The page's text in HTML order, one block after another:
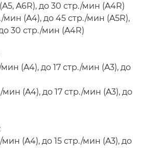
A6R), до 30 стр./мин (A4R)
мин (A4), до 45 стр./мин (A5R),
30 стр./мин (A4R)
(A4), до 17 стр./мин (A3), до
мин (A4), до 17 стр./мин (A3), до
мин (A4), до 15 стр./мин (A3), до